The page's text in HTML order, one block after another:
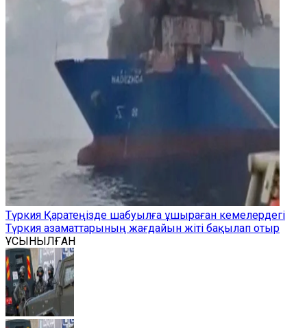
Түркия Қаратеңізде шабуылға ұшыраған кемелердегі
Түркия азаматтарының жағдайын жіті бақылап отыр
ҰСЫНЫЛҒАН